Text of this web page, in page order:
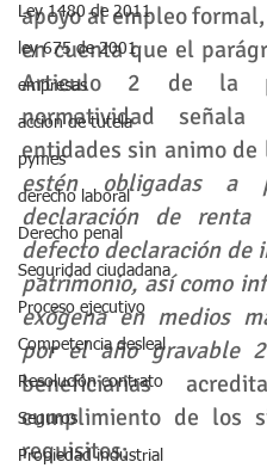
Ley 1480 de 2011
ley 675 de 2001
empresas
accion de tutela
pymes
derecho laboral
Derecho penal
Seguridad ciudadana
Proceso ejecutivo
Competencia desleal
Resolución contrato
Seguros
Propiedad industrial
apoyo al empleo
en cuenta que el
Articulo 2 de la
normatividad
entidades sin animo de
estén obligadas a
declaración de
defecto declaración de
patrimonio, así como
exógena en medios
por el año gravable
beneficiarias
cumplimiento de los
requisitos: